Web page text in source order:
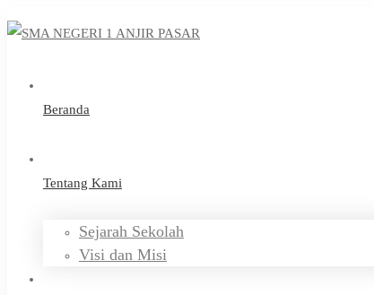
Beranda
Tentang Kami
Sejarah Sekolah
Visi dan Misi